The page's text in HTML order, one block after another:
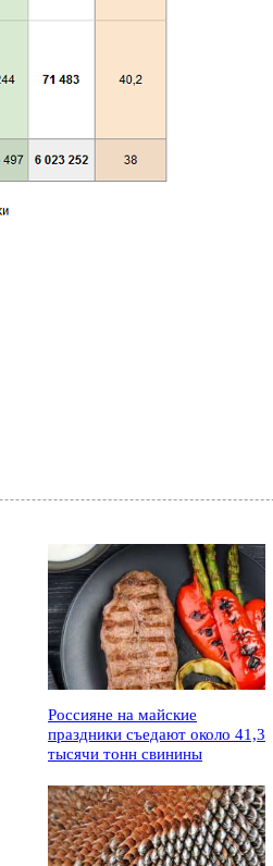
Россияне на майские
праздники съедают около 41,3
тысячи тонн свинины